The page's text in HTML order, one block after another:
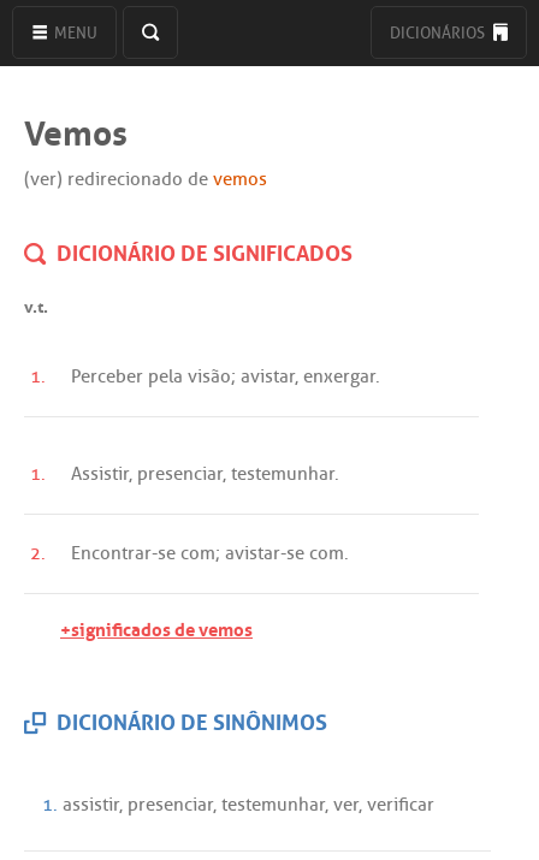
MENU DICIONÁRIOS
Vemos
(ver) redirecionado de vemos
DICIONÁRIO DE SIGNIFICADOS
v.t.
1. Perceber pela visão; avistar, enxergar.
1. Assistir, presenciar, testemunhar.
2. Encontrar-se com; avistar-se com.
+significados de vemos
DICIONÁRIO DE SINÔNIMOS
1. assistir, presenciar, testemunhar, ver, verificar